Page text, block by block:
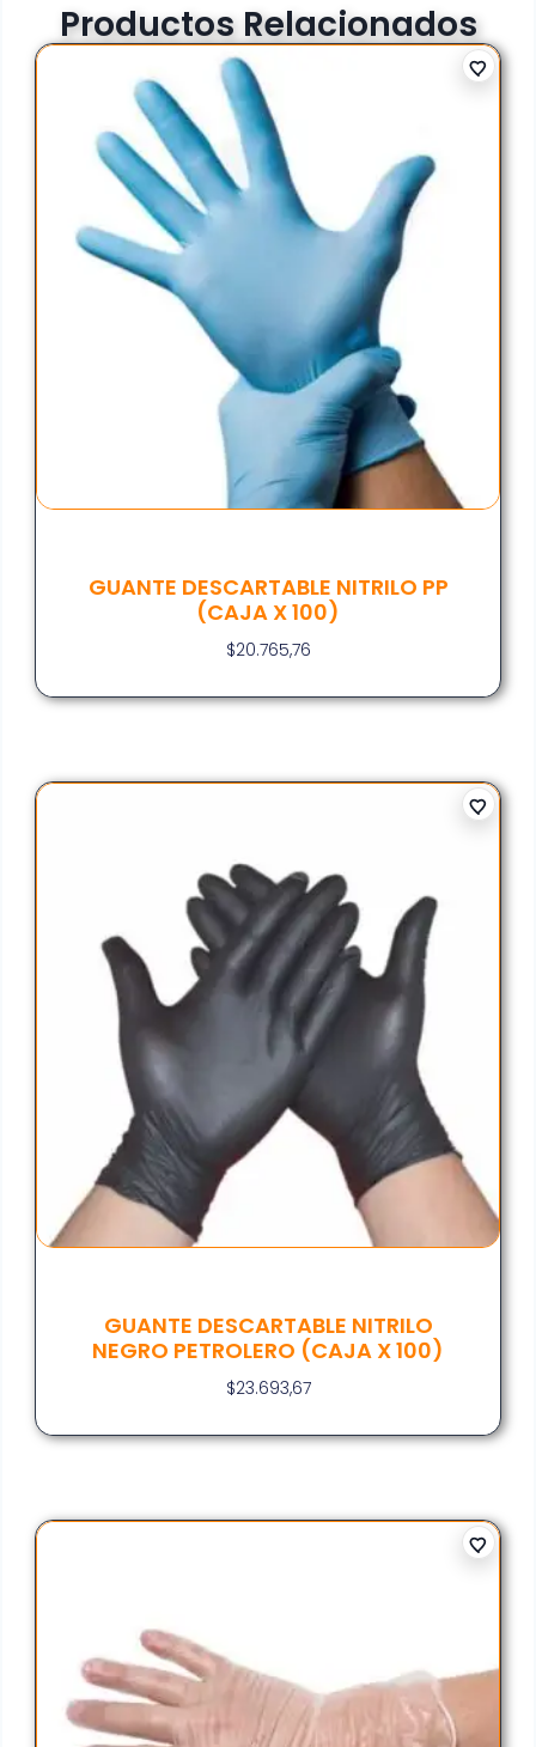
Productos Relacionados
GUANTE DESCARTABLE NITRILO PP
(CAJA X 100)
$20.765,76
GUANTE DESCARTABLE NITRILO
NEGRO PETROLERO (CAJA X 100)
$23.693,67